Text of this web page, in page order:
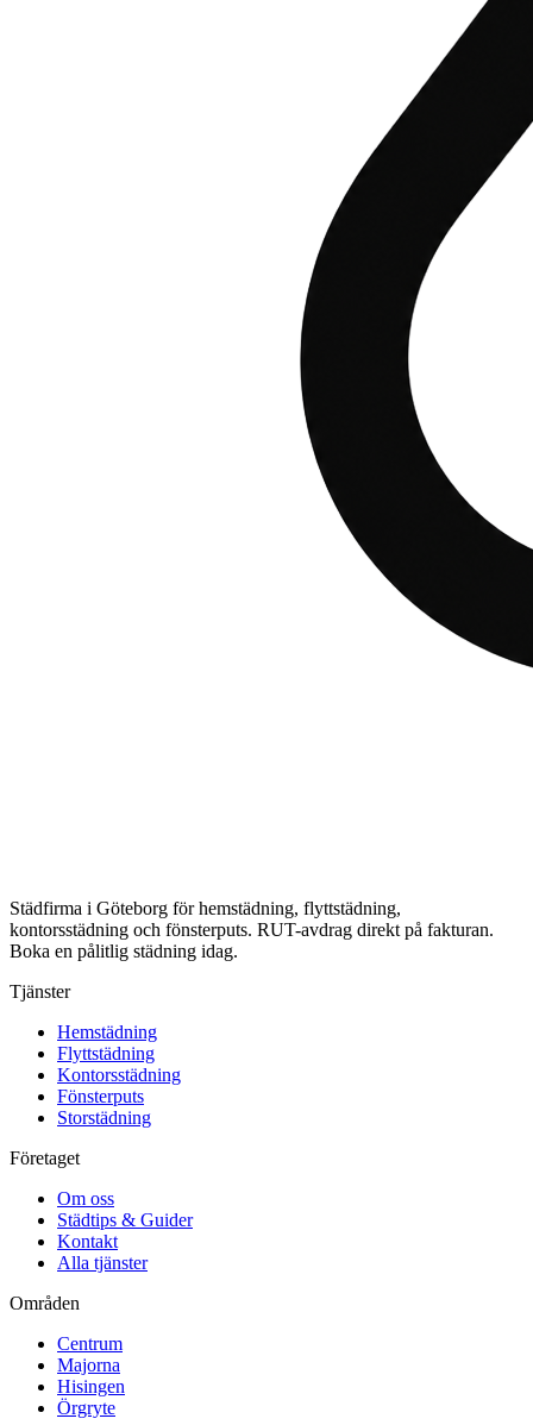
Städfirma i Göteborg för hemstädning, flyttstädning,
kontorsstädning och fönsterputs. RUT-avdrag direkt på fakturan.
Boka en pålitlig städning idag.
Tjänster
Hemstädning
Flyttstädning
Kontorsstädning
Fönsterputs
Storstädning
Företaget
Om oss
Städtips & Guider
Kontakt
Alla tjänster
Områden
Centrum
Majorna
Hisingen
Örgryte